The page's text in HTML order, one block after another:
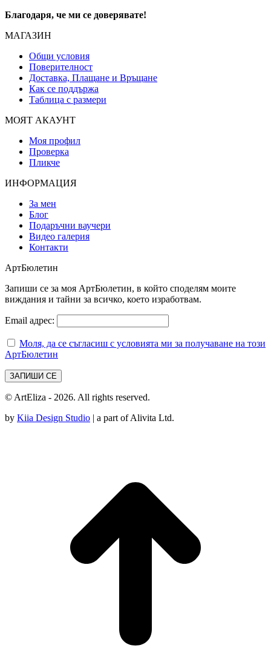
Благодаря, че ми се доверявате!
МАГАЗИН
Общи условия
Поверителност
Доставка, Плащане и Връщане
Как се поддържа
Таблица с размери
МОЯТ АКАУНТ
Моя профил
Проверка
Пликче
ИНФОРМАЦИЯ
За мен
Блог
Подаръчни ваучери
Видео галерия
Контакти
АртБюлетин
Запиши се за моя АртБюлетин, в който споделям моите
виждания и тайни за всичко, което изработвам.
Email адрес:
Моля, да се съгласиш с условията ми за получаване на този
АртБюлетин
© ArtEliza - 2026. All rights reserved.
by Kiia Design Studio | a part of Alivita Ltd.